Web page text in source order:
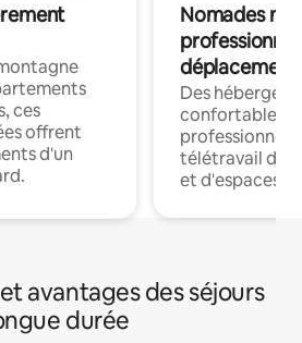
ces
offrent
d'un
Nomades
déplacement
Des
confortables
professionnels
télétravail
et d'espaces
avantages des séjours
durée